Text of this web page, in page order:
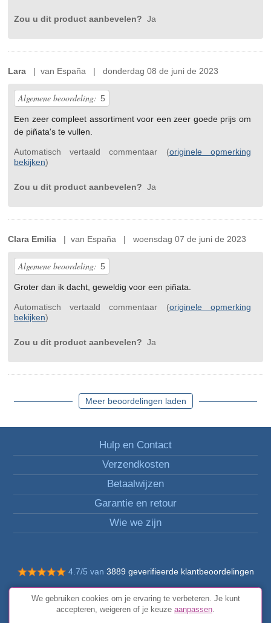
Zou u dit product aanbevelen? Ja
Lara | van España | donderdag 08 de juni de 2023
Algemene beoordeling: 5
Een zeer compleet assortiment voor een zeer goede prijs om
de piñata's te vullen.
Automatisch vertaald commentaar (originele opmerking
bekijken)
Zou u dit product aanbevelen? Ja
Clara Emilia | van España | woensdag 07 de juni de 2023
Algemene beoordeling: 5
Groter dan ik dacht, geweldig voor een piñata.
Automatisch vertaald commentaar (originele opmerking
bekijken)
Zou u dit product aanbevelen? Ja
Meer beoordelingen laden
Hulp en Contact
Verzendkosten
Betaalwijzen
Garantie en retour
Wie we zijn
4.7/5 van 3889 geverifieerde klantbeoordelingen
© Alle rechten voorbehouden FunToCome
Algemene voorwaarden
We gebruiken cookies om je ervaring te verbeteren. Je kunt
accepteren, weigeren of je keuze aanpassen.